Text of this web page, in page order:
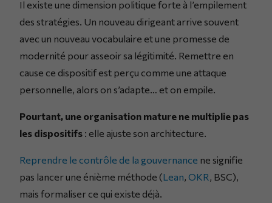
Il existe une dimension politique forte à l’empilement
des stratégies. Un nouveau dirigeant arrive souvent
avec un nouveau vocabulaire et une promesse de
modernité pour asseoir sa légitimité. Remettre en
cause ce dispositif est perçu comme une attaque
personnelle, alors on s’adapte… et on empile.
Pourtant, une organisation mature ne multiplie pas
les dispositifs : elle ajuste son architecture.
Reprendre le contrôle de la gouvernance ne signifie
pas lancer une énième méthode (Lean, OKR, BSC),
mais formaliser ce qui existe déjà.